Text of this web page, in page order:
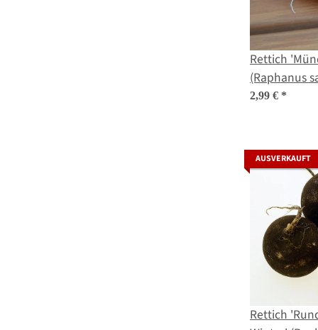
Rettich
(Raphanus
Saatgut
2,99 € *
AUSVERKAUFT
Rettich